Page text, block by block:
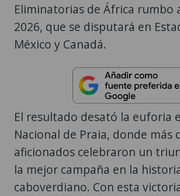
Eliminatorias de África rumbo
2026, que se disputará en
México y Canadá.
El resultado desató la euforia
Nacional de Praia, donde más
aficionados celebraron un
la mejor campaña en la
caboverdiano. Con esta